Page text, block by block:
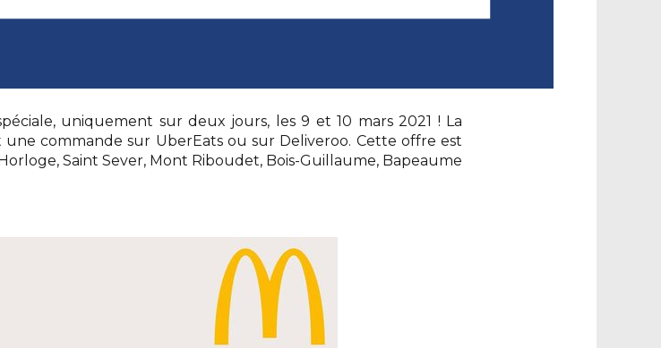
uniquement sur deux jours, les 9 et 10 mars 2021 ! La
commande sur UberEats ou sur Deliveroo. Cette offre est
Saint Sever, Mont Riboudet, Bois-Guillaume, Bapeaume